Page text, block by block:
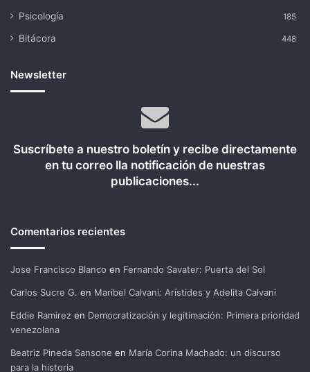
Psicología 185
Bitácora 448
Newsletter
Suscríbete a nuestro boletín y recibe directamente
en tu correo lla notificación de nuestras
publicaciones...
Comentarios recientes
Jose Francisco Blanco en Fernando Savater: Puerta del Sol
Carlos Sucre G. en Maribel Calvani: Arístides y Adelita Calvani
Eddie Ramirez en Democratización y legitimación: Primera prioridad
venezolana
Beatriz Pineda Sansone en María Corina Machado: un discurso
para la historia